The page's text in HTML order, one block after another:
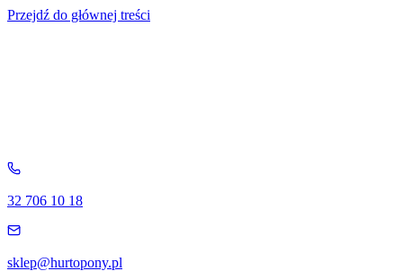
Przejdź do głównej treści
32 706 10 18
sklep@hurtopony.pl